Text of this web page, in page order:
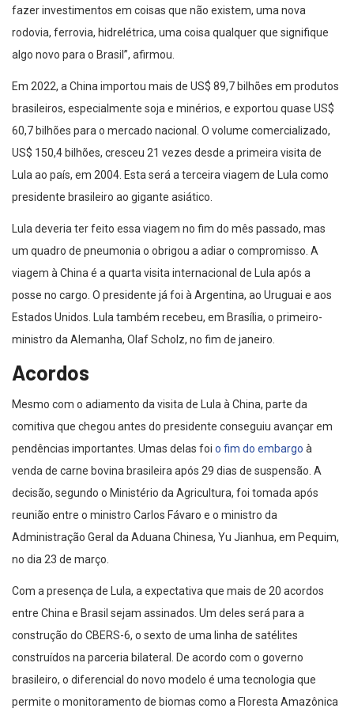
fazer investimentos em coisas que não existem, uma nova
rodovia, ferrovia, hidrelétrica, uma coisa qualquer que signifique
algo novo para o Brasil”, afirmou.
Em 2022, a China importou mais de US$ 89,7 bilhões em produtos
brasileiros, especialmente soja e minérios, e exportou quase US$
60,7 bilhões para o mercado nacional. O volume comercializado,
US$ 150,4 bilhões, cresceu 21 vezes desde a primeira visita de
Lula ao país, em 2004. Esta será a terceira viagem de Lula como
presidente brasileiro ao gigante asiático.
Lula deveria ter feito essa viagem no fim do mês passado, mas
um quadro de pneumonia o obrigou a adiar o compromisso. A
viagem à China é a quarta visita internacional de Lula após a
posse no cargo. O presidente já foi à Argentina, ao Uruguai e aos
Estados Unidos. Lula também recebeu, em Brasília, o primeiro-
ministro da Alemanha, Olaf Scholz, no fim de janeiro.
Acordos
Mesmo com o adiamento da visita de Lula à China, parte da
comitiva que chegou antes do presidente conseguiu avançar em
pendências importantes. Umas delas foi o fim do embargo à
venda de carne bovina brasileira após 29 dias de suspensão. A
decisão, segundo o Ministério da Agricultura, foi tomada após
reunião entre o ministro Carlos Fávaro e o ministro da
Administração Geral da Aduana Chinesa, Yu Jianhua, em Pequim,
no dia 23 de março.
Com a presença de Lula, a expectativa que mais de 20 acordos
entre China e Brasil sejam assinados. Um deles será para a
construção do CBERS-6, o sexto de uma linha de satélites
construídos na parceria bilateral. De acordo com o governo
brasileiro, o diferencial do novo modelo é uma tecnologia que
permite o monitoramento de biomas como a Floresta Amazônica